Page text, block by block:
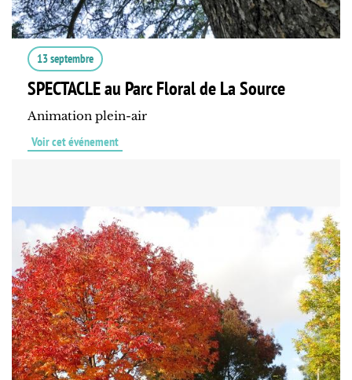
13 septembre
SPECTACLE au Parc Floral de La Source
Animation plein-air
Voir cet événement